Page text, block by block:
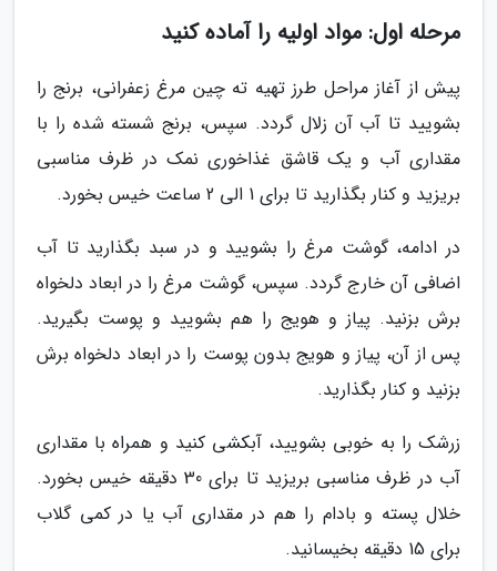
مرحله اول: مواد اولیه را آماده کنید
پیش از آغاز مراحل طرز تهیه ته چین مرغ زعفرانی، برنج را
بشویید تا آب آن زلال گردد. سپس، برنج شسته شده را با
مقداری آب و یک قاشق غذاخوری نمک در ظرف مناسبی
بریزید و کنار بگذارید تا برای 1 الی 2 ساعت خیس بخورد.
در ادامه، گوشت مرغ را بشویید و در سبد بگذارید تا آب
اضافی آن خارج گردد. سپس، گوشت مرغ را در ابعاد دلخواه
برش بزنید. پیاز و هویج را هم بشویید و پوست بگیرید.
پس از آن، پیاز و هویج بدون پوست را در ابعاد دلخواه برش
بزنید و کنار بگذارید.
زرشک را به خوبی بشویید، آبکشی کنید و همراه با مقداری
آب در ظرف مناسبی بریزید تا برای 30 دقیقه خیس بخورد.
خلال پسته و بادام را هم در مقداری آب یا در کمی گلاب
برای 15 دقیقه بخیسانید.